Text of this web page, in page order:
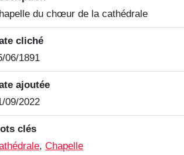
du chœur de la cathédrale
cliché
06/1891
ajoutée
09/2022
clés
,Chapelle